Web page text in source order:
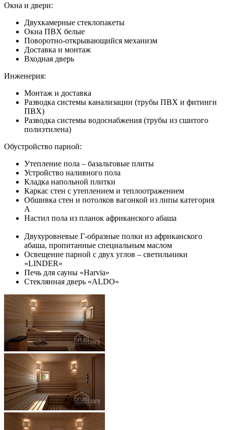
Окна и двери:
Двухкамерные стеклопакеты
Окна ПВХ белые
Поворотно-открывающийся механизм
Доставка и монтаж
Входная дверь
Инженерия:
Монтаж и доставка
Разводка системы канализации (трубы ПВХ и фитинги
ПВХ)
Разводка системы водоснабжения (трубы из сшитого
полиэтилена)
Обустройство парной:
Утепление пола – базальтовые плиты
Устройство наливного пола
Кладка напольной плитки
Каркас стен с утеплением и теплоотражением
Обшивка стен и потолков вагонкой из липы категория
А
Настил пола из планок африканского абаша
Двухуровневые Г-образные полки из африканского
абаша, пропитанные специальным маслом
Освещение парной с двух углов – светильники
«LINDER»
Печь для сауны «Harvia»
Стеклянная дверь «ALDO»